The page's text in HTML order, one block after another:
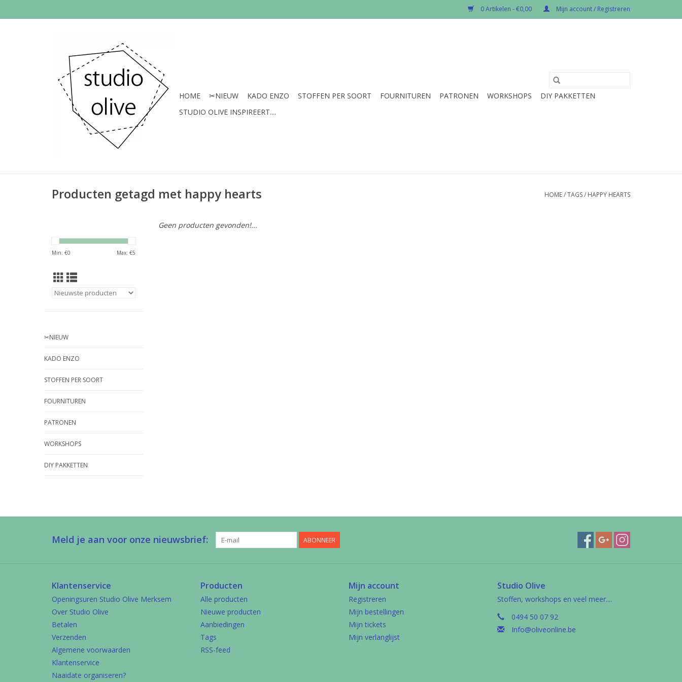
0 Artikelen - €0,00 Mijn account / Registreren
HOME ✂︎NIEUW KADO ENZO STOFFEN PER SOORT FOURNITUREN PATRONEN WORKSHOPS
DIY PAKKETTEN
STUDIO OLIVE INSPIREERT....
Producten getagd met happy hearts HOME/TAGS/ HAPPY HEARTS
Min: €0 Max: €5
✂︎NIEUW
KADO ENZO
STOFFEN PER SOORT
FOURNITUREN
PATRONEN
WORKSHOPS
DIY PAKKETTEN
Geen producten gevonden!...
Meld je aan voor onze nieuwsbrief: ABONNEER
Klantenservice
Openingsuren Studio Olive Merksem
Over Studio Olive
Betalen
Verzenden
Algemene voorwaarden
Klantenservice
Naaidate organiseren?
Producten
Alle producten
Nieuwe producten
Aanbiedingen
Tags
RSS-feed
Mijn account
Registreren
Mijn bestellingen
Mijn tickets
Mijn verlanglijst
Studio Olive
Stoffen, workshops en veel meer....
0494 50 07 92
Info@oliveonline.be